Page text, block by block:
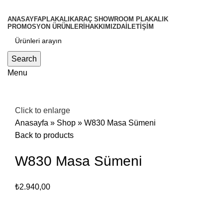
ANASAYFAPLAKALIKARAÇ SHOWROOM PLAKALIK
PROMOSYON ÜRÜNLERİ HAKKIMIZDA İLETİŞİM
Search
Menu
Click to enlarge
Anasayfa » Shop » W830 Masa Sümeni
Back to products
W830 Masa Sümeni
₺2.940,00